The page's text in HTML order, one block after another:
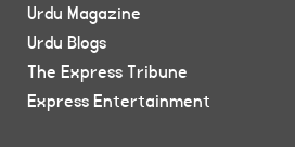
Urdu Magazine
Urdu Blogs
The Express Tribune
Express Entertainment